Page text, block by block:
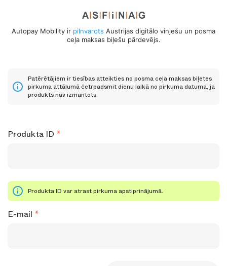
Autopay Mobility ir pilnvarots Austrijas digitālo vinješu un posma
ceļa maksas biļešu pārdevējs.
Patērētājiem ir tiesības atteikties no posma ceļa maksas biļetes
pirkuma attālumā četrpadsmit dienu laikā no pirkuma datuma, ja
produkts nav izmantots.
Produkta ID
Produkta ID var atrast pirkuma apstiprinājumā.
E-mail